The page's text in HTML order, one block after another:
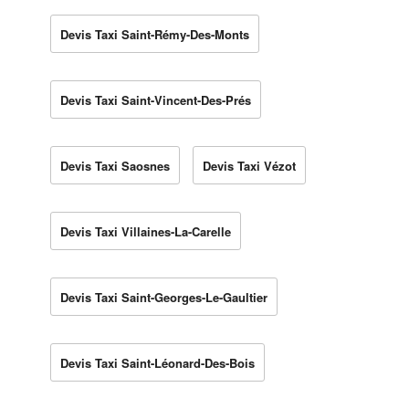
Devis Taxi Saint-Rémy-Des-Monts
Devis Taxi Saint-Vincent-Des-Prés
Devis Taxi Saosnes Devis Taxi Vézot
Devis Taxi Villaines-La-Carelle
Devis Taxi Saint-Georges-Le-Gaultier
Devis Taxi Saint-Léonard-Des-Bois